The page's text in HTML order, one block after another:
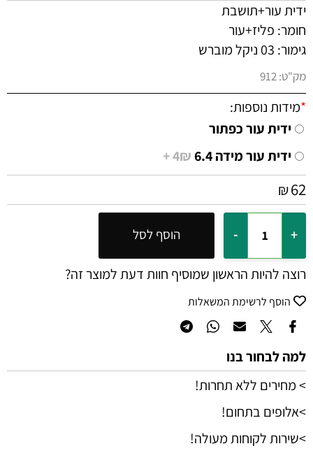
ידית עור+תושבת
חומר: פליז+עור
גימור: 03 ניקל מוברש
מק"ט:912
*מידות נוספות:
ידית עור כפתור
ידית עור מידה 6.4
4₪ +
₪62
הוסף לסל
רוצה להיות הראשון שמוסיף חוות דעת למוצר זה?
הוסף לרשימת המשאלות
למה לבחור בנו
> מחירים ללא תחרות!
>אלופים בתחום!
>שירות לקוחות מעולה!